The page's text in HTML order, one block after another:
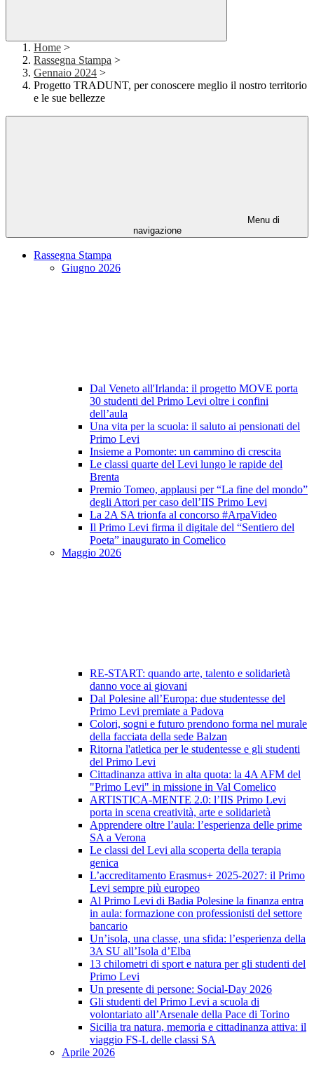
Home >
Rassegna Stampa >
Gennaio 2024 >
Progetto TRADUNT, per conoscere meglio il nostro territorio
e le sue bellezze
Menu di
navigazione
Rassegna Stampa
Giugno 2026
Dal Veneto all'Irlanda: il progetto MOVE porta
30 studenti del Primo Levi oltre i confini
dell’aula
Una vita per la scuola: il saluto ai pensionati del
Primo Levi
Insieme a Pomonte: un cammino di crescita
Le classi quarte del Levi lungo le rapide del
Brenta
Premio Tomeo, applausi per “La fine del mondo”
degli Attori per caso dell’IIS Primo Levi
La 2A SA trionfa al concorso #ArpaVideo
Il Primo Levi firma il digitale del “Sentiero del
Poeta” inaugurato in Comelico
Maggio 2026
RE-START: quando arte, talento e solidarietà
danno voce ai giovani
Dal Polesine all’Europa: due studentesse del
Primo Levi premiate a Padova
Colori, sogni e futuro prendono forma nel murale
della facciata della sede Balzan
Ritorna l'atletica per le studentesse e gli studenti
del Primo Levi
Cittadinanza attiva in alta quota: la 4A AFM del
"Primo Levi" in missione in Val Comelico
ARTISTICA-MENTE 2.0: l’IIS Primo Levi
porta in scena creatività, arte e solidarietà
Apprendere oltre l’aula: l’esperienza delle prime
SA a Verona
Le classi del Levi alla scoperta della terapia
genica
L’accreditamento Erasmus+ 2025-2027: il Primo
Levi sempre più europeo
Al Primo Levi di Badia Polesine la finanza entra
in aula: formazione con professionisti del settore
bancario
Un’isola, una classe, una sfida: l’esperienza della
3A SU all’Isola d’Elba
13 chilometri di sport e natura per gli studenti del
Primo Levi
Un presente di persone: Social-Day 2026
Gli studenti del Primo Levi a scuola di
volontariato all’Arsenale della Pace di Torino
Sicilia tra natura, memoria e cittadinanza attiva: il
viaggio FS-L delle classi SA
Aprile 2026